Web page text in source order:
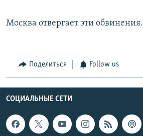
Москва отвергает эти обвинения.
Поделиться Follow us
СОЦИАЛЬНЫЕ СЕТИ